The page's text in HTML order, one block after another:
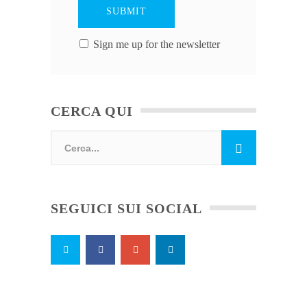
Sign me up for the newsletter
CERCA QUI
SEGUICI SUI SOCIAL